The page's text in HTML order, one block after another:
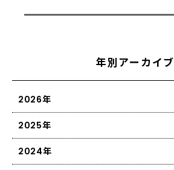
年別アーカイブ
2026年
2025年
2024年